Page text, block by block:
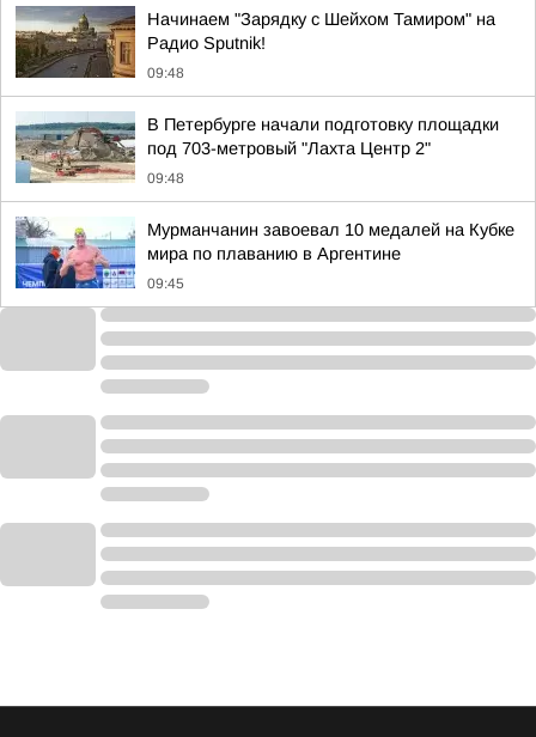
Начинаем "Зарядку с Шейхом Тамиром" на
Радио Sputnik!
09:48
В Петербурге начали подготовку площадки
под 703-метровый "Лахта Центр 2"
09:48
Мурманчанин завоевал 10 медалей на Кубке
мира по плаванию в Аргентине
09:45